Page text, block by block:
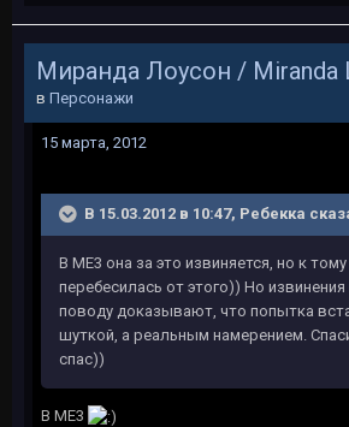
Миранда Лоусон / Miranda
в Персонажи
15 марта, 2012
В 15.03.2012 в 10:47, Ребекка
В МЕ3 она за это извиняется, но к
перебесилась от этого)) Но
поводу доказывают, что попытка
шуткой, а реальным намерением.
спас))
В МЕ3